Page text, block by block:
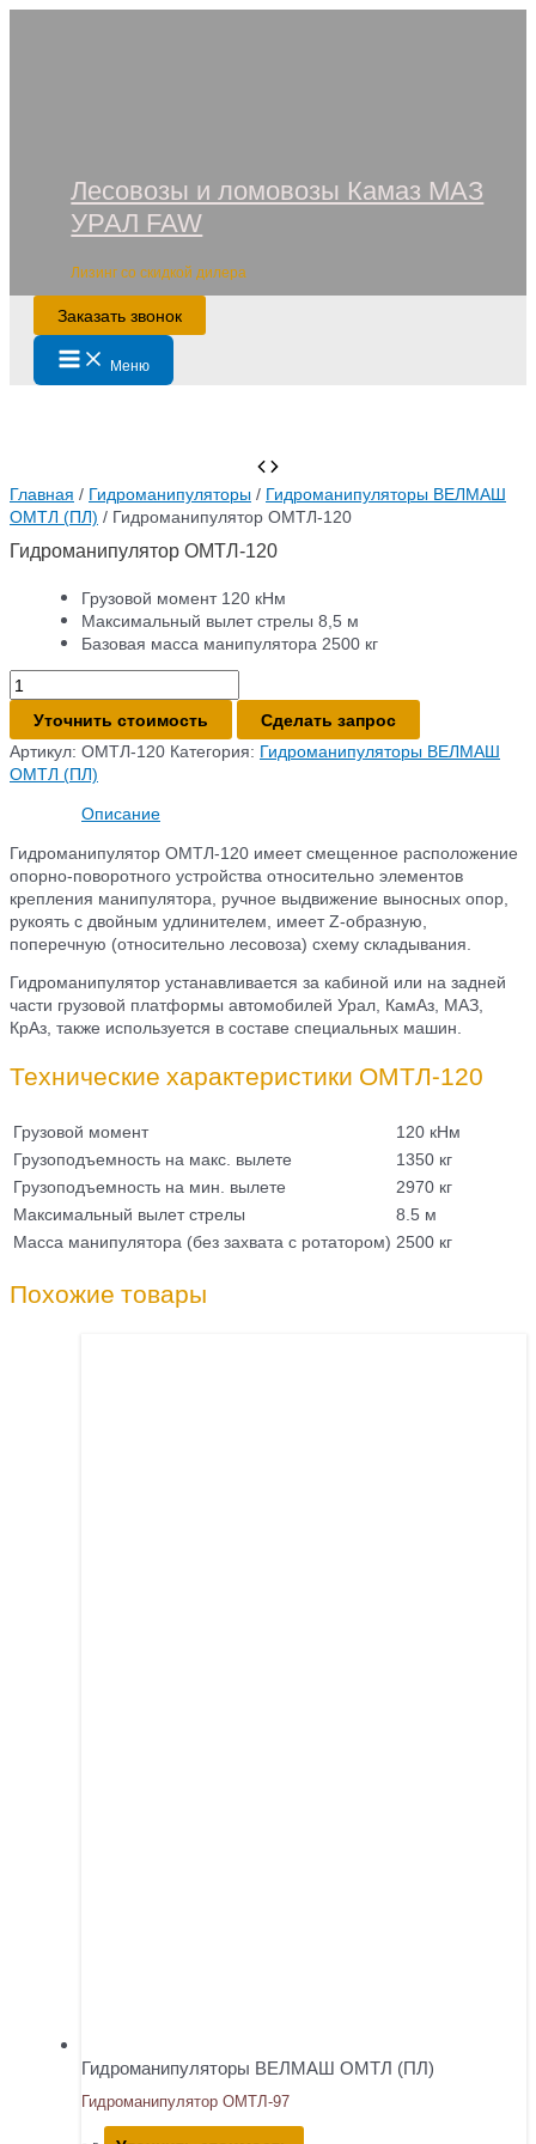
Лесовозы и ломовозы Камаз МАЗ
УРАЛ FAW
Лизинг со скидкой дилера
Заказать звонок
Main
Menu Меню
Главная / Гидроманипуляторы / Гидроманипуляторы ВЕЛМАШ
ОМТЛ (ПЛ) / Гидроманипулятор ОМТЛ-120
Гидроманипулятор ОМТЛ-120
Грузовой момент 120 кНм
Максимальный вылет стрелы 8,5 м
Базовая масса манипулятора 2500 кг
Количество
товара
Гидроманипулятор
ОМТЛ-120
Уточнить стоимость
Сделать запрос
Артикул: ОМТЛ-120 Категория: Гидроманипуляторы ВЕЛМАШ
ОМТЛ (ПЛ)
Описание
Гидроманипулятор ОМТЛ-120 имеет смещенное расположение
опорно-поворотного устройства относительно элементов
крепления манипулятора, ручное выдвижение выносных опор,
рукоять с двойным удлинителем, имеет Z-образную,
поперечную (относительно лесовоза) схему складывания.
Гидроманипулятор устанавливается за кабиной или на задней
части грузовой платформы автомобилей Урал, КамАз, МАЗ,
КрАз, также используется в составе специальных машин.
Технические характеристики ОМТЛ-120
Грузовой момент
120 кНм
Грузоподъемность на макс. вылете
1350 кг
Грузоподъемность на мин. вылете
2970 кг
Максимальный вылет стрелы
8.5 м
Масса манипулятора (без захвата с ротатором) 2500 кг
Похожие товары
Гидроманипуляторы ВЕЛМАШ ОМТЛ (ПЛ)
Гидроманипулятор ОМТЛ-97